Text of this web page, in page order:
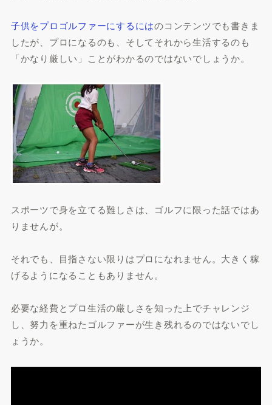
子供をプロゴルファーにするにはのコンテンツでも書きま
したが、プロになるのも、そしてそれから生活するのも
「かなり厳しい」ことがわかるのではないでしょうか。
スポーツで身を立てる難しさは、ゴルフに限った話ではあ
りませんが。
それでも、目指さない限りはプロになれません。大きく稼
げるようになることもありません。
必要な経費とプロ生活の厳しさを知った上でチャレンジ
し、努力を重ねたゴルファーが生き残れるのではないでし
ょうか。